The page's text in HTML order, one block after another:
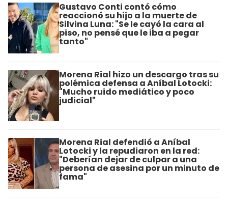
Gustavo Conti contó cómo
reaccionó su hijo a la muerte de
Silvina Luna: "Se le cayó la cara al
piso, no pensé que le iba a pegar
tanto"
Morena Rial hizo un descargo tras su
polémica defensa a Aníbal Lotocki:
"Mucho ruido mediático y poco
judicial"
Morena Rial defendió a Aníbal
Lotocki y la repudiaron en la red:
"Deberían dejar de culpar a una
persona de asesina por un minuto de
fama"